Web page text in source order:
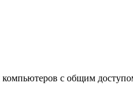
компьютеров с общим